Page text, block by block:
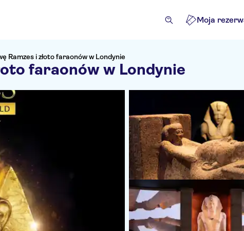
Moja
Ramzes i złoto faraonów w Londynie
faraonów w Londynie